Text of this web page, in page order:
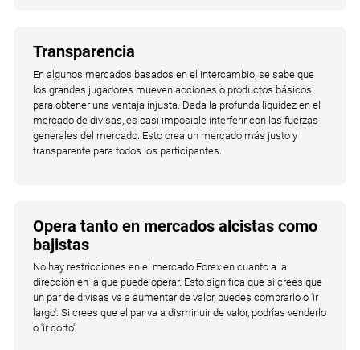
Transparencia
En algunos mercados basados en el intercambio, se sabe que
los grandes jugadores mueven acciones o productos básicos
para obtener una ventaja injusta. Dada la profunda liquidez en el
mercado de divisas, es casi imposible interferir con las fuerzas
generales del mercado. Esto crea un mercado más justo y
transparente para todos los participantes.
Opera tanto en mercados alcistas como
bajistas
No hay restricciones en el mercado Forex en cuanto a la
dirección en la que puede operar. Esto significa que si crees que
un par de divisas va a aumentar de valor, puedes comprarlo o 'ir
largo'. Si crees que el par va a disminuir de valor, podrías venderlo
o 'ir corto'.